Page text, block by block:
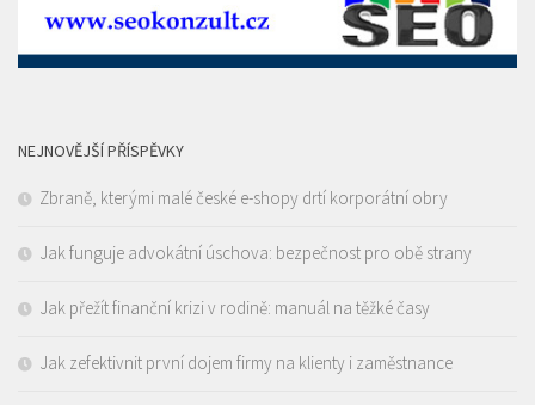
NEJNOVĚJŠÍ PŘÍSPĚVKY
Zbraně, kterými malé české e-shopy drtí korporátní obry
Jak funguje advokátní úschova: bezpečnost pro obě strany
Jak přežít finanční krizi v rodině: manuál na těžké časy
Jak zefektivnit první dojem firmy na klienty i zaměstnance